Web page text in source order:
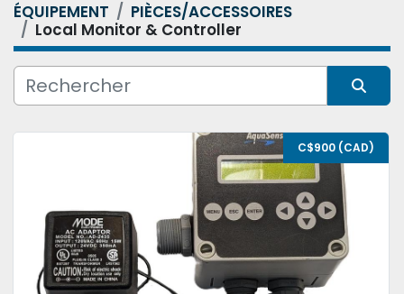
Catégorie
Condition
ÉQUIPEMENT
PIÈCES/ACCESSOIRES
Local Monitor & Controller
C$900 (CAD)